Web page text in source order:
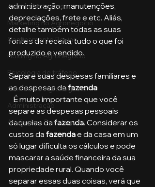
Aula no Metaverso
Marketing no Agronegócio
Confinamento Bovino
Holding no Agronegócio
Psicologia de tráfego
Gestão do Agronegócio
Administração
Avaliações Psicológicas
administração, manutenções,
depreciações, frete e etc. Aliás,
detalhe também todas as suas
fontes de receita, tudo o que foi
produzido e vendido.
Separe suas despesas familiares e
as despesas da fazenda
separe as despesas pessoais
daquelas da fazenda. Considerar os
custos da fazenda e da casa em um
só lugar dificulta os cálculos e pode
mascarar a saúde financeira da sua
propriedade rural. Quando você
separar essas duas coisas, verá que